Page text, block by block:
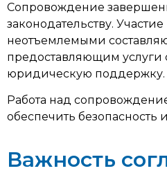
Сопровождение
законодательству.
неотъемлемыми
предоставляющим услуги
юридическую поддержку.
Работа над
обеспечить
Важность